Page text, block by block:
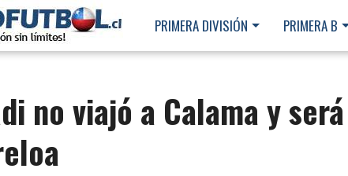
PRIMERA DIVISIÓN PRIMERA B
no viajó a Calama y